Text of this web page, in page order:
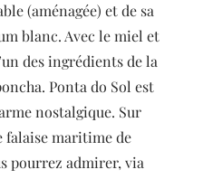
(aménagée) et de sa
blanc. Avec le miel et
des ingrédients de la
Ponta do Sol est
nostalgique. Sur
falaise maritime de
pourrez admirer, via